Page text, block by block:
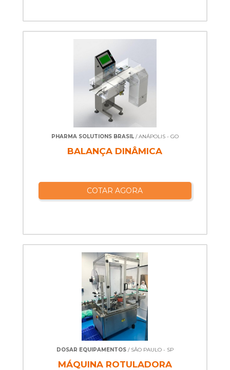
PHARMA SOLUTIONS BRASIL/ ANÁPOLIS - GO
BALANÇA DINÂMICA
COTAR AGORA
DOSAR EQUIPAMENTOS/ SÃO PAULO - SP
MÁQUINA ROTULADORA